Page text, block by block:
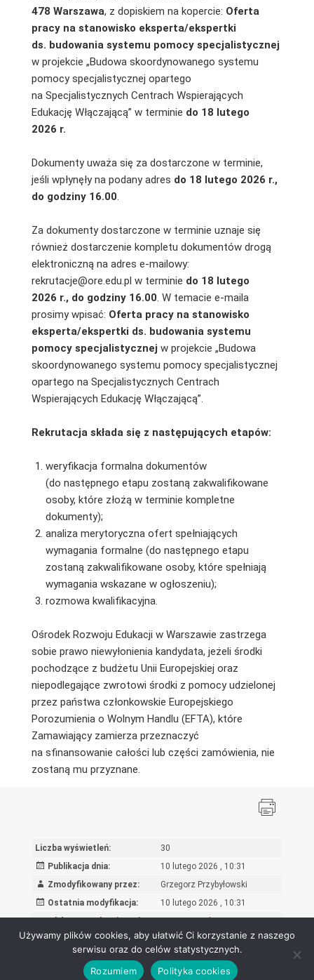
478 Warszawa, z dopiskiem na kopercie: Oferta
pracy na stanowisko eksperta/ekspertki
ds. budowania systemu pomocy specjalistycznej
w projekcie „Budowa skoordynowanego systemu
pomocy specjalistycznej opartego
na Specjalistycznych Centrach Wspierających
Edukację Włączającą” w terminie do 18 lutego
2026 r.
Dokumenty uważa się za dostarczone w terminie,
jeśli wpłynęły na podany adres do 18 lutego 2026 r.,
do godziny 16.00.
Za dokumenty dostarczone w terminie uznaje się
również dostarczenie kompletu dokumentów drogą
elektroniczną na adres e-mailowy:
rekrutacje@ore.edu.pl w terminie do 18 lutego
2026 r., do godziny 16.00. W temacie e-maila
prosimy wpisać: Oferta pracy na stanowisko
eksperta/ekspertki ds. budowania systemu
pomocy specjalistycznej w projekcie „Budowa
skoordynowanego systemu pomocy specjalistycznej
opartego na Specjalistycznych Centrach
Wspierających Edukację Włączającą”.
Rekrutacja składa się z następujących etapów:
weryfikacja formalna dokumentów
(do następnego etapu zostaną zakwalifikowane
osoby, które złożą w terminie kompletne
dokumenty);
analiza merytoryczna ofert spełniających
wymagania formalne (do następnego etapu
zostaną zakwalifikowane osoby, które spełniają
wymagania wskazane w ogłoszeniu);
rozmowa kwalifikacyjna.
Ośrodek Rozwoju Edukacji w Warszawie zastrzega
sobie prawo niewyłonienia kandydata, jeżeli środki
pochodzące z budżetu Unii Europejskiej oraz
niepodlegające zwrotowi środki z pomocy udzielonej
przez państwa członkowskie Europejskiego
Porozumienia o Wolnym Handlu (EFTA), które
Zamawiający zamierza przeznaczyć
na sfinansowanie całości lub części zamówienia, nie
zostaną mu przyznane.
Liczba wyświetleń:
30
Publikacja dnia:
10 lutego 2026 , 10:31
Zmodyfikowany przez:
Grzegorz Przybyłowski
Ostatnia modyfikacja:
10 lutego 2026 , 10:31
Ośrodek Rozwoju Edukacji - Biuletyn Informacji Publicznej 2026
Używamy plików cookies, aby ułatwić Ci korzystanie z naszego
serwisu oraz do celów statystycznych.
Rozumiem
Polityka cookies